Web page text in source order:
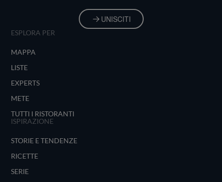
UNISCITI
ESPLORA PER
MAPPA
LISTE
EXPERTS
METE
TUTTI I RISTORANTI
ISPIRAZIONE
STORIE E TENDENZE
RICETTE
SERIE